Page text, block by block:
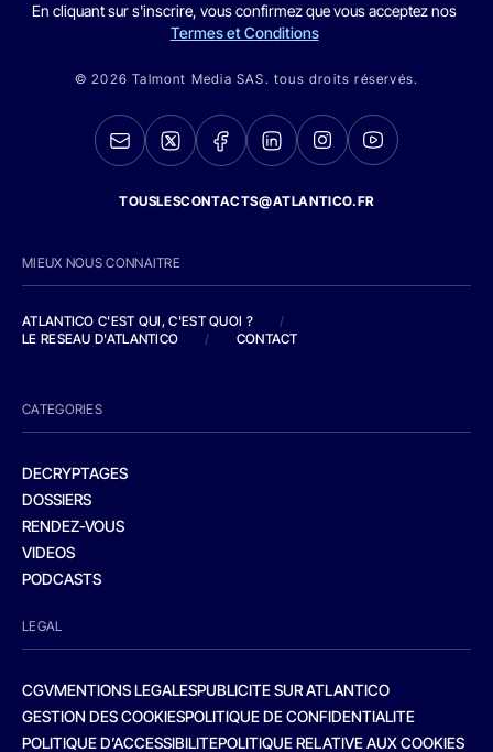
En cliquant sur s'inscrire, vous confirmez que vous acceptez nos
Termes et Conditions
© 2026 Talmont Media SAS. tous droits réservés.
TOUSLESCONTACTS@ATLANTICO.FR
MIEUX NOUS CONNAITRE
ATLANTICO C'EST QUI, C'EST QUOI ?
/
LE RESEAU D'ATLANTICO
/ CONTACT
CATEGORIES
DECRYPTAGES
DOSSIERS
RENDEZ-VOUS
VIDEOS
PODCASTS
LEGAL
CGVMENTIONS LEGALESPUBLICITE SUR ATLANTICO
GESTION DES COOKIESPOLITIQUE DE CONFIDENTIALITE
POLITIQUE D’ACCESSIBILITEPOLITIQUE RELATIVE AUX COOKIES